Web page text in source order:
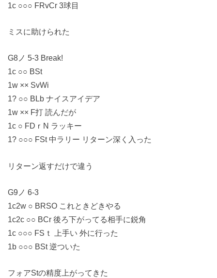
1c ○○○ FRvCr 3球目
ミスに助けられた
G8ノ 5-3 Break!
1c ○○ BSt
1w ×× SvWi
1? ○○ BLb ナイスアイデア
1w ×× F打 読んだが
1c ○ FDｒN ラッキー
1? ○○○ FSt 中ラリー リターン深く入った
リターン返すだけで違う
G9ノ 6-3
1c2w ○ BRSO これときどきやる
1c2c ○○ BCr 後ろ下がってる相手に鋭角
1c ○○○ FSｔ 上手い 外に行った
1b ○○○ BSt 逆ついた
フォアStの精度上がってきた